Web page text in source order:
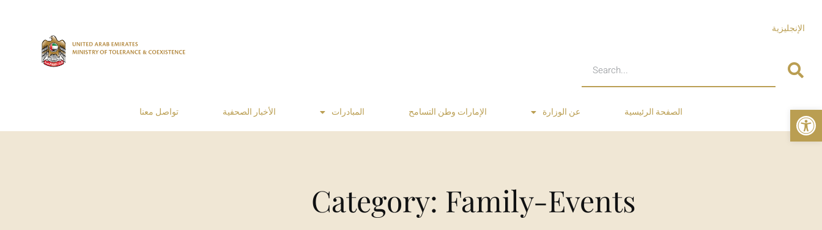
الإنجليزية
الصفحة الرئيسية عن الوزارة الإمارات وطن التسامح المبادرات الأخبار الصحفية تواصل معنا
Category: Family-Events
Open toolbar